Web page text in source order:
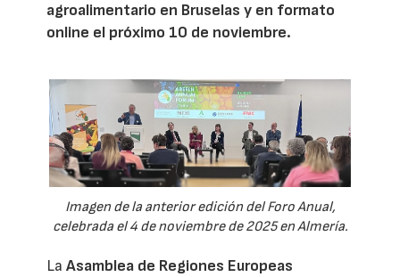
agroalimentario en Bruselas y en formato
online el próximo 10 de noviembre.
Imagen de la anterior edición del Foro Anual,
celebrada el 4 de noviembre de 2025 en Almería.
LaAsamblea de Regiones Europeas